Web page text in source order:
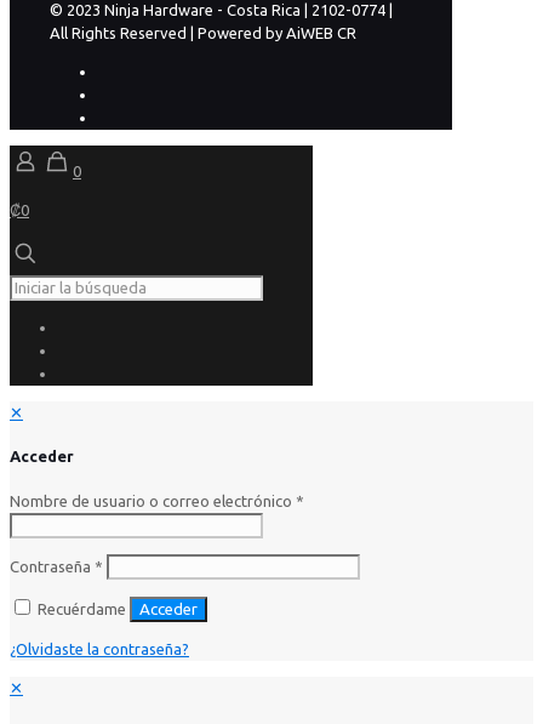
© 2023 Ninja Hardware - Costa Rica | 2102-0774 |
All Rights Reserved | Powered by AiWEB CR
0
₡0
✕
Acceder
Nombre de usuario o correo electrónico *
Contraseña *
Recuérdame Acceder
¿Olvidaste la contraseña?
✕